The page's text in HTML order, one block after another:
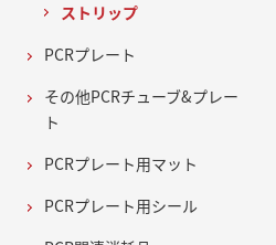
ストリップ
PCRプレート
その他PCRチューブ&プレー
ト
PCRプレート用マット
PCRプレート用シール